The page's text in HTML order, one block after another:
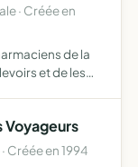
· Créée en
de la
et de les
Voyageurs
Créée en 1994